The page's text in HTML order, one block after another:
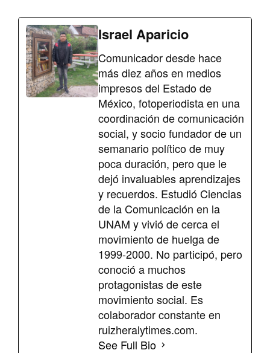
Israel Aparicio
Comunicador desde hace
más diez años en medios
impresos del Estado de
México, fotoperiodista en una
coordinación de comunicación
social, y socio fundador de un
semanario político de muy
poca duración, pero que le
dejó invaluables aprendizajes
y recuerdos. Estudió Ciencias
de la Comunicación en la
UNAM y vivió de cerca el
movimiento de huelga de
1999-2000. No participó, pero
conoció a muchos
protagonistas de este
movimiento social. Es
colaborador constante en
ruizheralytimes.com.
See Full Bio